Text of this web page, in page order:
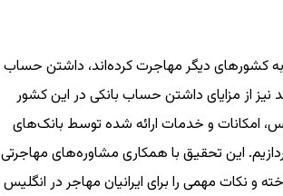
به کشورهای دیگر مهاجرت کرده‌اند، داشتن حساب
نیز از مزایای داشتن حساب بانکی در این کشور
امکانات و خدمات ارائه شده توسط بانک‌های
این تحقیق با همکاری مشاوره‌های مهاجرتی
و نکات مهمی را برای ایرانیان مهاجر در انگلیس